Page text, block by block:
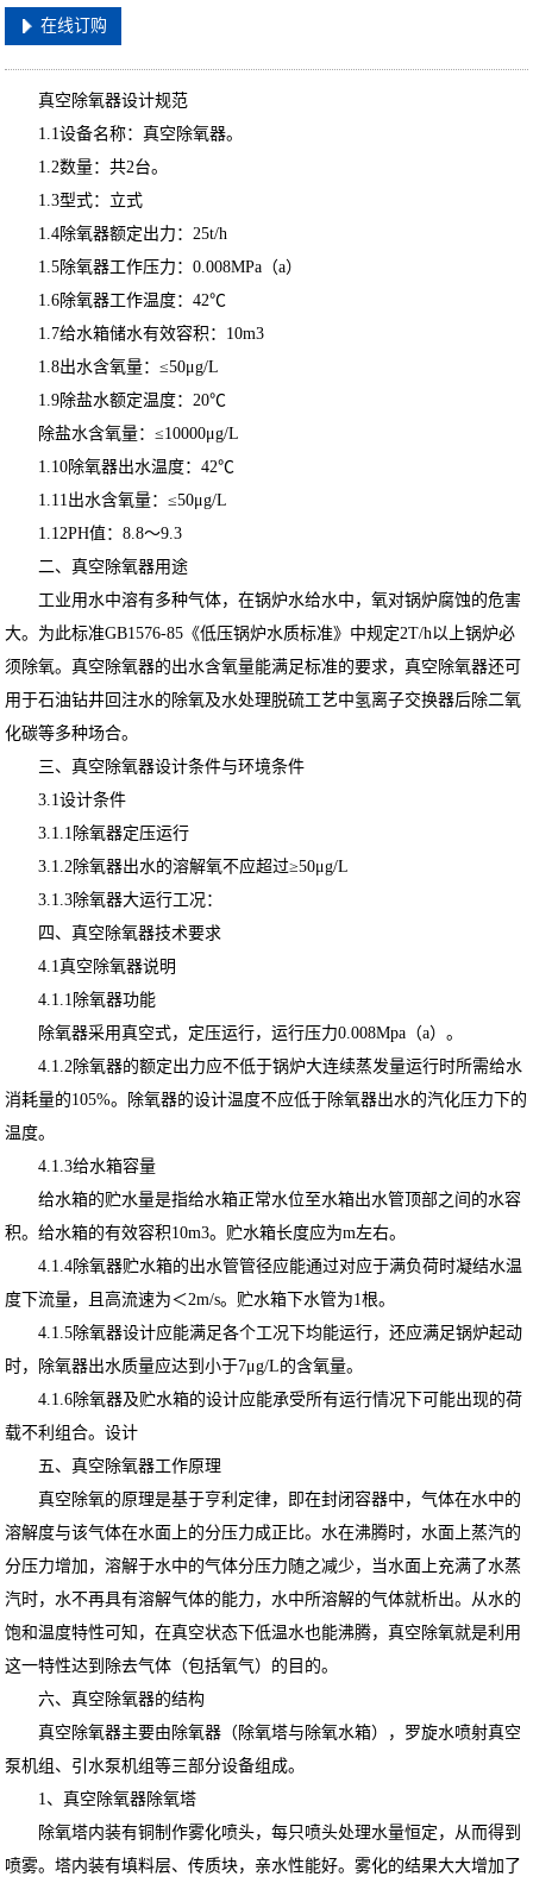
在线订购
真空除氧器设计规范
1.1设备名称：真空除氧器。
1.2数量：共2台。
1.3型式：立式
1.4除氧器额定出力：25t/h
1.5除氧器工作压力：0.008MPa（a）
1.6除氧器工作温度：42℃
1.7给水箱储水有效容积：10m3
1.8出水含氧量：≤50μg/L
1.9除盐水额定温度：20℃
除盐水含氧量：≤10000μg/L
1.10除氧器出水温度：42℃
1.11出水含氧量：≤50μg/L
1.12PH值：8.8～9.3
二、真空除氧器用途
工业用水中溶有多种气体，在锅炉水给水中，氧对锅炉腐蚀的危害
大。为此标准GB1576-85《低压锅炉水质标准》中规定2T/h以上锅炉必
须除氧。真空除氧器的出水含氧量能满足标准的要求，真空除氧器还可
用于石油钻井回注水的除氧及水处理脱硫工艺中氢离子交换器后除二氧
化碳等多种场合。
三、真空除氧器设计条件与环境条件
3.1设计条件
3.1.1除氧器定压运行
3.1.2除氧器出水的溶解氧不应超过≥50μg/L
3.1.3除氧器大运行工况：
四、真空除氧器技术要求
4.1真空除氧器说明
4.1.1除氧器功能
除氧器采用真空式，定压运行，运行压力0.008Mpa（a）。
4.1.2除氧器的额定出力应不低于锅炉大连续蒸发量运行时所需给水
消耗量的105%。除氧器的设计温度不应低于除氧器出水的汽化压力下的
温度。
4.1.3给水箱容量
给水箱的贮水量是指给水箱正常水位至水箱出水管顶部之间的水容
积。给水箱的有效容积10m3。贮水箱长度应为m左右。
4.1.4除氧器贮水箱的出水管管径应能通过对应于满负荷时凝结水温
度下流量，且高流速为＜2m/s。贮水箱下水管为1根。
4.1.5除氧器设计应能满足各个工况下均能运行，还应满足锅炉起动
时，除氧器出水质量应达到小于7μg/L的含氧量。
4.1.6除氧器及贮水箱的设计应能承受所有运行情况下可能出现的荷
载不利组合。设计
五、真空除氧器工作原理
真空除氧的原理是基于亨利定律，即在封闭容器中，气体在水中的
溶解度与该气体在水面上的分压力成正比。水在沸腾时，水面上蒸汽的
分压力增加，溶解于水中的气体分压力随之减少，当水面上充满了水蒸
汽时，水不再具有溶解气体的能力，水中所溶解的气体就析出。从水的
饱和温度特性可知，在真空状态下低温水也能沸腾，真空除氧就是利用
这一特性达到除去气体（包括氧气）的目的。
六、真空除氧器的结构
真空除氧器主要由除氧器（除氧塔与除氧水箱），罗旋水喷射真空
泵机组、引水泵机组等三部分设备组成。
1、真空除氧器除氧塔
除氧塔内装有铜制作雾化喷头，每只喷头处理水量恒定，从而得到
喷雾。塔内装有填料层、传质块，亲水性能好。雾化的结果大大增加了